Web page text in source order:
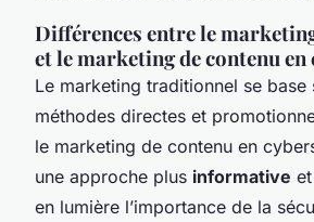
Différences entre le
et le marketing de contenu
Le marketing traditionnel se base
méthodes directes et
le marketing de contenu en
une approche plus informative
en lumière l’importance de la